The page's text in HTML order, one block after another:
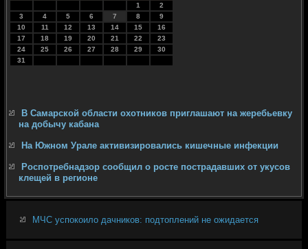
1
2
3
4 5 6 7 8
9
10
11 12 13 14 15
16
17
18 19 20 21 22
23
24
25 26 27 28 29
30
31
В Самарской области охотников приглашают на жеребьевку
на добычу кабана
На Южном Урале активизировались кишечные инфекции
Роспотребнадзор сообщил о росте пострадавших от укусов
клещей в регионе
МЧС успокоило дачников: подтоплений не ожидается